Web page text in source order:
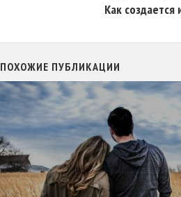
Как создается
ПОХОЖИЕ ПУБЛИКАЦИИ